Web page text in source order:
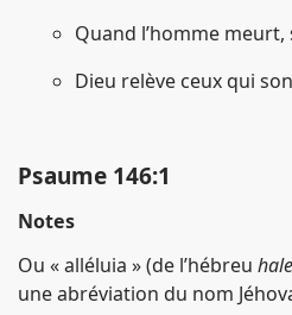
Quand l’homme
Dieu relève ceux qui
Psaume 146​:​1
Notes
Ou « alléluia » (de l’hébreu
une abréviation du nom